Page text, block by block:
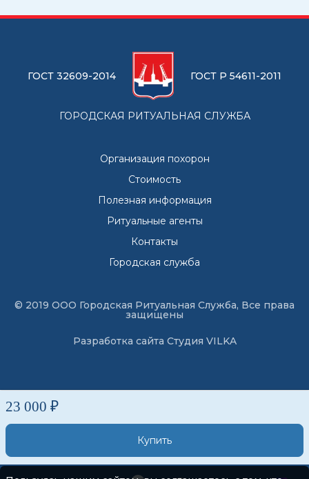
23 000 ₽
Купить
ГОСТ 32609-2014 ГОСТ Р 54611-2011
ГОРОДСКАЯ РИТУАЛЬНАЯ СЛУЖБА
Организация похорон
Стоимость
Полезная информация
Ритуальные агенты
Контакты
Городская служба
© 2019 ООО Городская Ритуальная Служба, Все права
защищены
Разработка сайта Студия VILKA